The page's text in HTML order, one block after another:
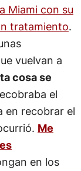
Miami con su
tratamiento.
vuelvan a
cosa se
el
en recobrar el
Me
en los